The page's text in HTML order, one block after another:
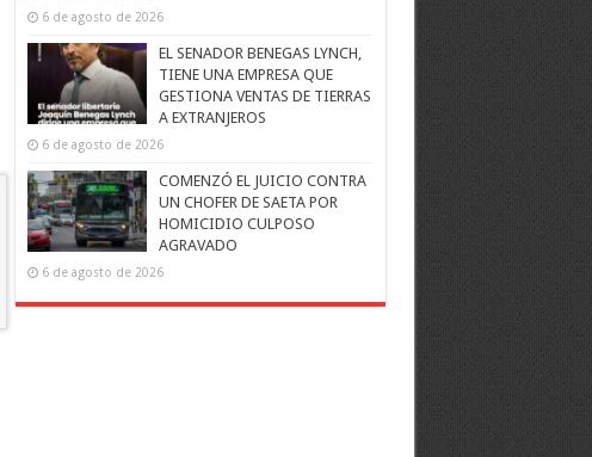
6 de agosto de 2026
EL SENADOR BENEGAS LYNCH,
TIENE UNA EMPRESA QUE
GESTIONA VENTAS DE TIERRAS
A EXTRANJEROS
6 de agosto de 2026
COMENZÓ EL JUICIO CONTRA
UN CHOFER DE SAETA POR
HOMICIDIO CULPOSO
AGRAVADO
6 de agosto de 2026